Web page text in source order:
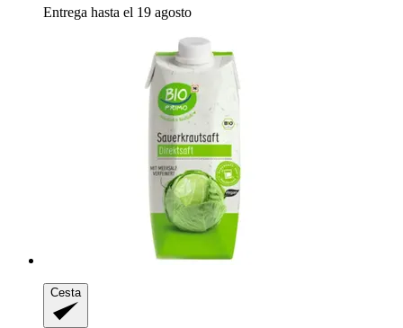
Entrega hasta el 19 agosto
Cesta